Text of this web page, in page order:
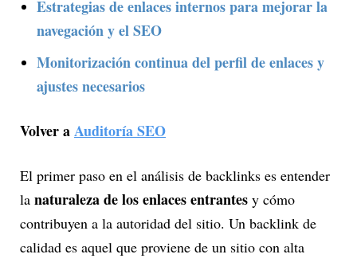
Estrategias de enlaces internos para mejorar la
navegación y el SEO
Monitorización continua del perfil de enlaces y
ajustes necesarios
Volver aAuditoría SEO
El primer paso en el análisis de backlinks es entender
la naturaleza de los enlaces entrantes y cómo
contribuyen a la autoridad del sitio. Un backlink de
calidad es aquel que proviene de un sitio con alta